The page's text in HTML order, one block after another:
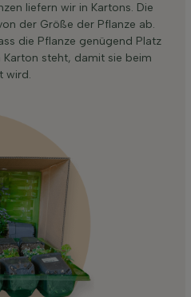
liefern wir in Kartons. Die
der Größe der Pflanze ab.
die Pflanze genügend Platz
steht, damit sie beim
wird.